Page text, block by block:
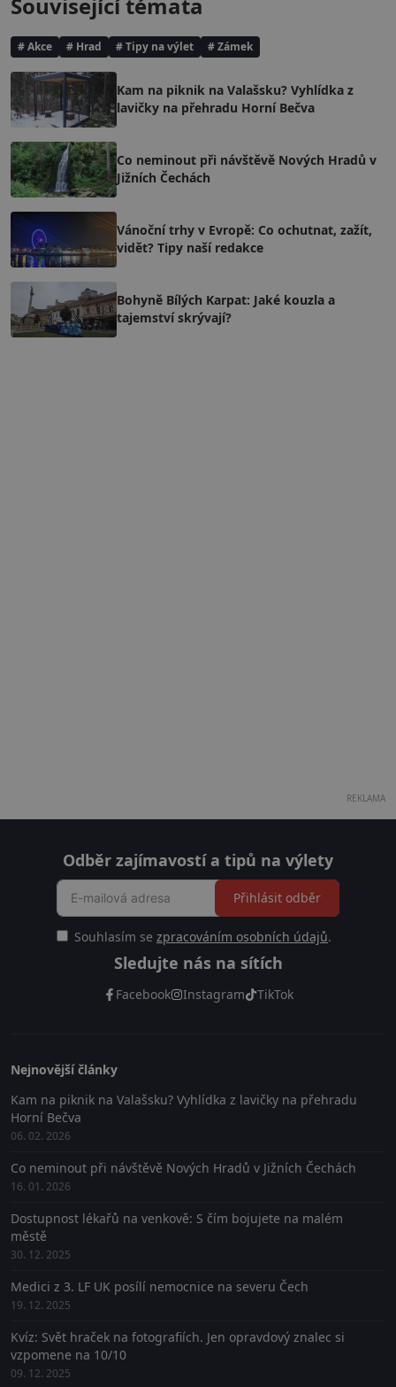
# Akce # Hrad # Tipy na výlet # Zámek
Kam na piknik na Valašsku? Vyhlídka z
lavičky na přehradu Horní Bečva
Co neminout při návštěvě Nových Hradů v
Jižních Čechách
Vánoční trhy v Evropě: Co ochutnat, zažít,
vidět? Tipy naší redakce
Bohyně Bílých Karpat: Jaké kouzla a
tajemství skrývají?
REKLAMA
Odběr zajímavostí a tipů na výlety
Souhlasím se zpracováním osobních údajů.
Přihlásit odběr
Sledujte nás na sítích
Facebook Instagram TikTok
Nejnovější články
Kam na piknik na Valašsku? Vyhlídka z lavičky na přehradu
Horní Bečva
06. 02. 2026
Co neminout při návštěvě Nových Hradů v Jižních Čechách
16. 01. 2026
Dostupnost lékařů na venkově: S čím bojujete na malém
městě
30. 12. 2025
Medici z 3. LF UK posílí nemocnice na severu Čech
19. 12. 2025
Kvíz: Svět hraček na fotografiích. Jen opravdový znalec si
vzpomene na 10/10
09. 12. 2025